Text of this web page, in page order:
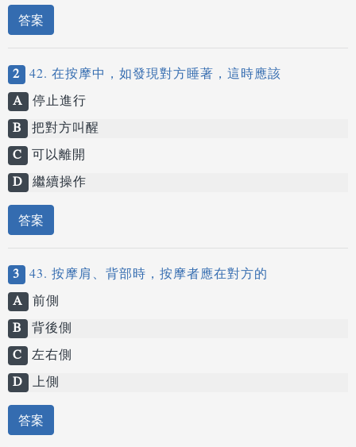
答案
2 42. 在按摩中，如發現對方睡著，這時應該
A 停止進行
B 把對方叫醒
C 可以離開
D 繼續操作
答案
3 43. 按摩肩、背部時，按摩者應在對方的
A 前側
B 背後側
C 左右側
D 上側
答案